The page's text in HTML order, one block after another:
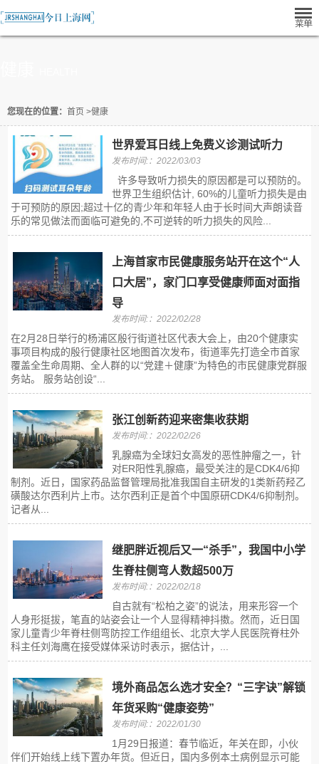
您现在的位置： 首页 >健康
世界爱耳日线上免费义诊测试听力
发布时间:：2022/03/03
许多导致听力损失的原因都是可以预防的。
世界卫生组织估计, 60%的儿童听力损失是由
于可预防的原因;超过十亿的青少年和年轻人由于长时间大声朗读音
乐的常见做法而面临可避免的,不可逆转的听力损失的风险...
上海首家市民健康服务站开在这个“人
口大居”，家门口享受健康师面对面指
导
发布时间:：2022/02/28
在2月28日举行的杨浦区殷行街道社区代表大会上，由20个健康实
事项目构成的殷行健康社区地图首次发布，街道率先打造全市首家
覆盖全生命周期、全人群的以“党建＋健康”为特色的市民健康党群服
务站。 服务站创设“...
张江创新药迎来密集收获期
发布时间:：2022/02/26
乳腺癌为全球妇女高发的恶性肿瘤之一，针
对ER阳性乳腺癌，最受关注的是CDK4/6抑
制剂。近日，国家药品监督管理局批准我国自主研发的1类新药羟乙
磺酸达尔西利片上市。达尔西利正是首个中国原研CDK4/6抑制剂。
记者从...
继肥胖近视后又一“杀手”，我国中小学
生脊柱侧弯人数超500万
发布时间:：2022/02/18
自古就有“松柏之姿”的说法，用来形容一个
人身形挺拔，笔直的站姿会让一个人显得精神抖擞。然而，近日国
家儿童青少年脊柱侧弯防控工作组组长、北京大学人民医院脊柱外
科主任刘海鹰在接受媒体采访时表示，据估计，...
境外商品怎么选才安全？“三字诀”解锁
年货采购“健康姿势”
发布时间:：2022/01/30
1月29日报道：春节临近，年关在即，小伙
伴们开始线上线下置办年货。但近日，国内多例本土病例显示可能